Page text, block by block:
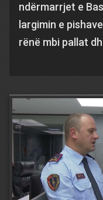
ndërmarrjet e
largimin e
rënë mbi pallat